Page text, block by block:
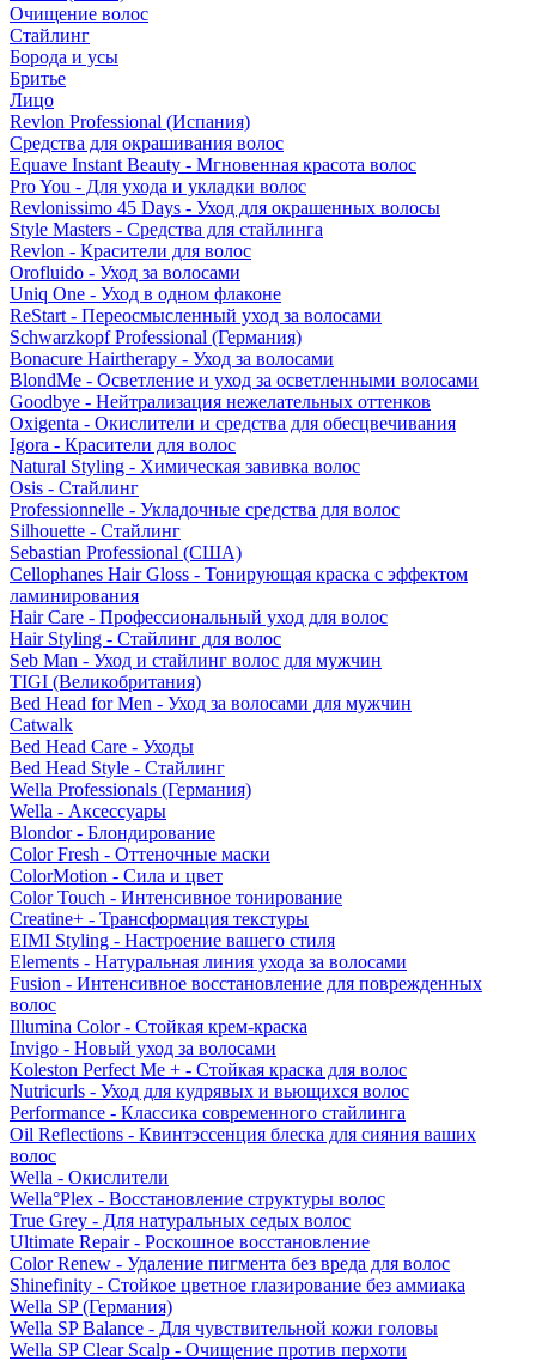
Очищение волос
Стайлинг
Борода и усы
Бритье
Лицо
Revlon Professional (Испания)
Средства для окрашивания волос
Equave Instant Beauty - Мгновенная красота волос
Pro You - Для ухода и укладки волос
Revlonissimo 45 Days - Уход для окрашенных волосы
Style Masters - Средства для стайлинга
Revlon - Красители для волос
Orofluido - Уход за волосами
Uniq One - Уход в одном флаконе
ReStart - Переосмысленный уход за волосами
Schwarzkopf Professional (Германия)
Bonacure Hairtherapy - Уход за волосами
BlondMe - Осветление и уход за осветленными волосами
Goodbye - Нейтрализация нежелательных оттенков
Oxigenta - Окислители и средства для обесцвечивания
Igora - Красители для волос
Natural Styling - Химическая завивка волос
Osis - Стайлинг
Professionnelle - Укладочные средства для волос
Silhouette - Стайлинг
Sebastian Professional (США)
Cellophanes Hair Gloss - Тонирующая краска с эффектом
ламинирования
Hair Care - Профессиональный уход для волос
Hair Styling - Стайлинг для волос
Seb Man - Уход и стайлинг волос для мужчин
TIGI (Великобритания)
Bed Head for Men - Уход за волосами для мужчин
Catwalk
Bed Head Care - Уходы
Bed Head Style - Стайлинг
Wella Professionals (Германия)
Wella - Аксессуары
Blondor - Блондирование
Color Fresh - Оттеночные маски
ColorMotion - Сила и цвет
Color Touch - Интенсивное тонирование
Creatine+ - Трансформация текстуры
EIMI Styling - Настроение вашего стиля
Elements - Натуральная линия ухода за волосами
Fusion - Интенсивное восстановление для поврежденных
волос
Illumina Color - Стойкая крем-краска
Invigo - Новый уход за волосами
Koleston Perfect Me + - Стойкая краска для волос
Nutricurls - Уход для кудрявых и вьющихся волос
Performance - Классика современного стайлинга
Oil Reflections - Квинтэссенция блеска для сияния ваших
волос
Wella - Окислители
Wella°Plex - Восстановление структуры волос
True Grey - Для натуральных седых волос
Ultimate Repair - Роскошное восстановление
Color Renew - Удаление пигмента без вреда для волос
Shinefinity - Стойкое цветное глазирование без аммиака
Wella SP (Германия)
Wella SP Balance - Для чувствительной кожи головы
Wella SP Clear Scalp - Очищение против перхоти